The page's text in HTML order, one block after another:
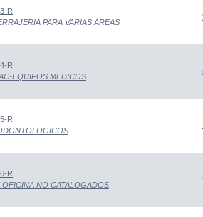
R
PARA VARIAS AREAS
R
EQUIPOS MEDICOS
R
R
NO CATALOGADOS